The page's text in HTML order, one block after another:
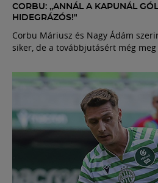
CORBU: „ANNÁL A KAPUNÁL
HIDEGRÁZÓS!"
Corbu Máriusz és Nagy Ádám
siker, de a továbbjutásért még meg